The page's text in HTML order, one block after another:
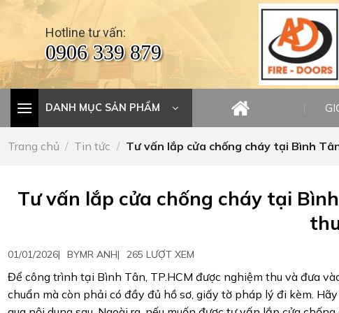
Hotline tư vấn:
0906 339 879
DANH MỤC SẢN PHẨM
Trang chủ / Tin tức / Tư vấn lắp cửa chống cháy tại Bình
Tư vấn lắp cửa chống cháy tại
01/01/2026| BYMR ANH| 265 LƯỢT XEM
Để công trình tại Bình Tân, TP.HCM được nghiệm thu và đưa
chuẩn mà còn phải có đầy đủ hồ sơ, giấy tờ pháp lý đi kèm.